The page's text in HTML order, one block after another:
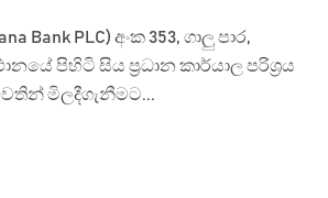
Bank PLC) අංක 353, ගාලු පාර,
පිහිටි සිය ප්‍රධාන කාර්යාල පරිශ්‍රය
වෙතින් මිලදීගැනීමට...